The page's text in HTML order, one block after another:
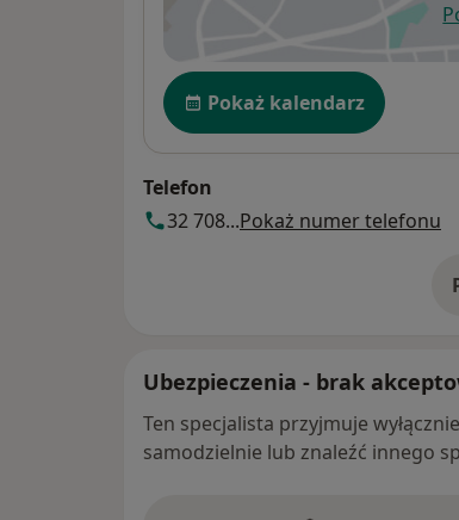
Dostępność
Pokaż kalendarz
Telefon
32 708...Pokaż numer telefonu
Ubezpieczenia - brak
Ten specjalista przyjmuje
samodzielnie lub znaleźć innego